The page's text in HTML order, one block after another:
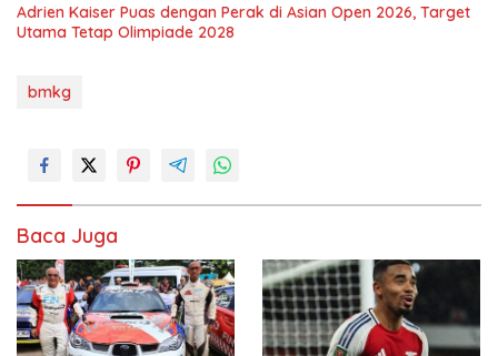
Adrien Kaiser Puas dengan Perak di Asian Open 2026, Target
Utama Tetap Olimpiade 2028
bmkg
Baca Juga